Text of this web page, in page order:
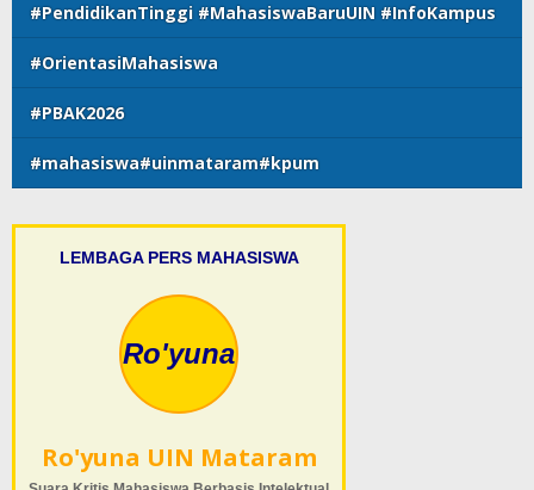
#PendidikanTinggi #MahasiswaBaruUIN #InfoKampus
#OrientasiMahasiswa
#PBAK2026
#mahasiswa#uinmataram#kpum
LEMBAGA PERS MAHASISWA
Ro'yuna
Ro'yuna UIN Mataram